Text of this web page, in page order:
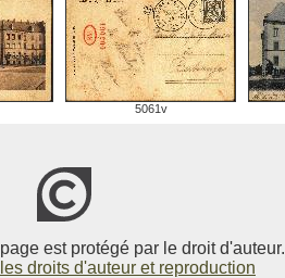
5061v
est protégé par le droit d'auteur.
droits d'auteur et reproduction